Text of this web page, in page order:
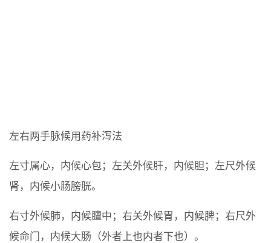
左右两手脉候用药补泻法
左寸属心，内候心包；左关外候肝，内候胆；左尺外候
肾，内候小肠膀胱。
右寸外候肺，内候膻中；右关外候胃，内候脾；右尺外
候命门，内候大肠（外者上也内者下也）。